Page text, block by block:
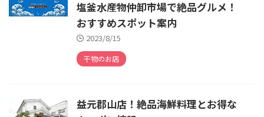
塩釜水産物仲卸市場で絶品グルメ！
おすすめスポット案内
2023/8/15
干物のお店
益元郡山店！絶品海鮮料理とお得な